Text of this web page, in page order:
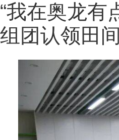
“我在奥龙有
组团认领田